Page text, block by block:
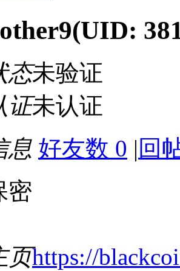
(UID:
态未验证
证未认证
息 好友数 0 | 回
密
页https://